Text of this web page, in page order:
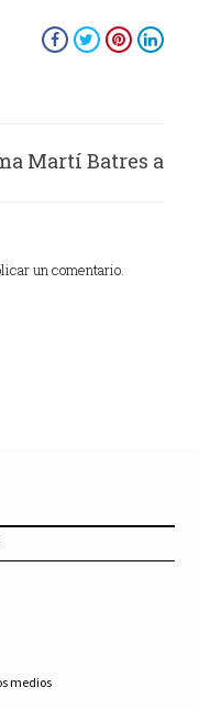
Martí Batres a
garantice que el
un comentario.
medios